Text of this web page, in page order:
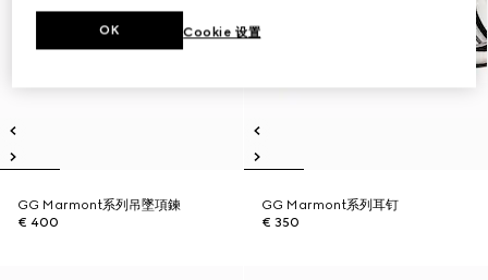
GG Marmont系列吊墜項鍊
€ 400
GG Marmont系列耳钉
€ 350
Cookie 设置
OK